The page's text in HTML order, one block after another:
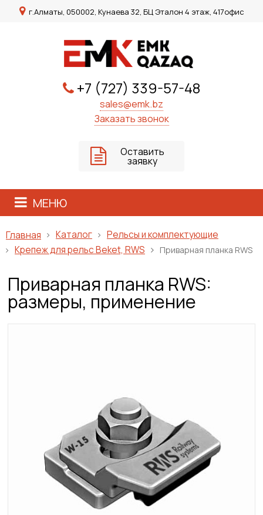
г.Алматы, 050002, Кунаева 32, БЦ Эталон 4 этаж, 417офис
+7 (727) 339-57-48
sales@emk.bz
Заказать звонок
Оставить
заявку
МЕНЮ
Главная Каталог
Рельсы и комплектующие
Крепеж для рельс Beket, RWS
Приварная планка RWS
Приварная планка RWS:
размеры, применение